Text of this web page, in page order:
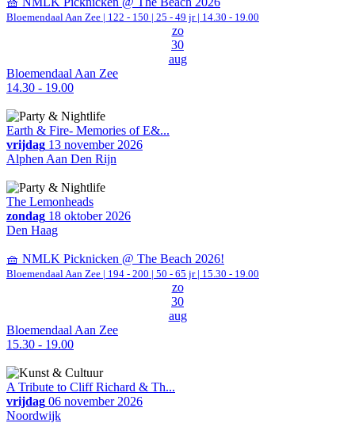
Bloemendaal Aan Zee | 122 - 150 | 25 - 49 jr | 14.30 - 19.00
zo
30
aug
Bloemendaal Aan Zee
14.30 - 19.00
Earth & Fire- Memories of E&...
vrijdag 13 november 2026
Alphen Aan Den Rijn
The Lemonheads
zondag 18 oktober 2026
Den Haag
🧺 NMLK Picknicken @ The Beach 2026!
Bloemendaal Aan Zee | 194 - 200 | 50 - 65 jr | 15.30 - 19.00
zo
30
aug
Bloemendaal Aan Zee
15.30 - 19.00
A Tribute to Cliff Richard & Th...
vrijdag 06 november 2026
Noordwijk